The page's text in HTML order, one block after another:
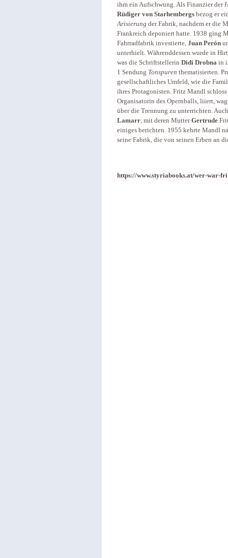
ihm ein Aufschwung. Als Finanzier der
Rüdiger von Starhembergs bezog er
Arisierung der Fabrik, nachdem er die
Frankreich deponiert hatte. 1938 ging
Fahrradfabrik investierte, Juan Perón
unterhielt. Währenddessen wurde in
was die Schriftstellerin Didi Drobna in
1 Sendung Tonspuren thematisierten.
gesellschaftliches Umfeld, wie die
ihres Protagonisten. Fritz Mandl
Organisatorin des Opernballs, liiert,
über die Trennung zu unterrichten.
Lamarr, mit deren MutterGertrude
einiges berichten. 1955 kehrte Mandl
seine Fabrik, die von seinen Erben an
https://www.styriabooks.at/wer-war-